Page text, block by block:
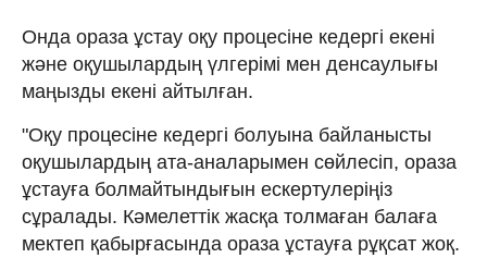
Онда ораза ұстау оқу процесіне кедергі екені
және оқушылардың үлгерімі мен денсаулығы
маңызды екені айтылған.
"Оқу процесіне кедергі болуына байланысты
оқушылардың ата-аналарымен сөйлесіп, ораза
ұстауға болмайтындығын ескертулеріңіз
сұралады. Кәмелеттік жасқа толмаған балаға
мектеп қабырғасында ораза ұстауға рұқсат жоқ.